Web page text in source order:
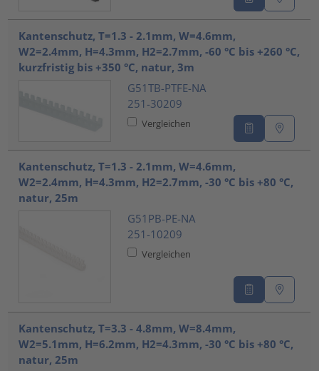
Kantenschutz, T=1.3 - 2.1mm, W=4.6mm,
W2=2.4mm, H=4.3mm, H2=2.7mm, -60 °C bis +260 °C,
kurzfristig bis +350 °C, natur, 3m
G51TB-PTFE-NA
251-30209
Vergleichen
Kantenschutz, T=1.3 - 2.1mm, W=4.6mm,
W2=2.4mm, H=4.3mm, H2=2.7mm, -30 °C bis +80 °C,
natur, 25m
G51PB-PE-NA
251-10209
Vergleichen
Kantenschutz, T=3.3 - 4.8mm, W=8.4mm,
W2=5.1mm, H=6.2mm, H2=4.3mm, -30 °C bis +80 °C,
natur, 25m